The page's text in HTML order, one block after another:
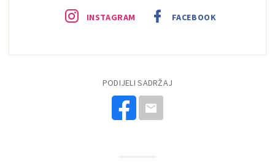
INSTAGRAM FACEBOOK
PODIJELI SADRŽAJ